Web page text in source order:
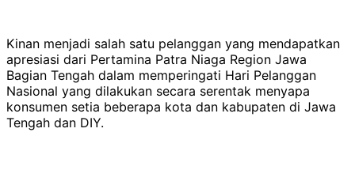
Kinan menjadi salah satu pelanggan yang mendapatkan
apresiasi dari Pertamina Patra Niaga Region Jawa
Bagian Tengah dalam memperingati Hari Pelanggan
Nasional yang dilakukan secara serentak menyapa
konsumen setia beberapa kota dan kabupaten di Jawa
Tengah dan DIY.